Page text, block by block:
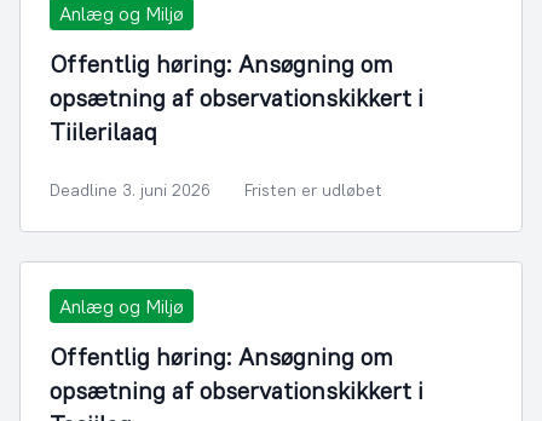
Anlæg og Miljø
Offentlig høring: Ansøgning om
opsætning af observationskikkert i
Tiilerilaaq
Deadline 3. juni 2026 Fristen er udløbet
Anlæg og Miljø
Offentlig høring: Ansøgning om
opsætning af observationskikkert i